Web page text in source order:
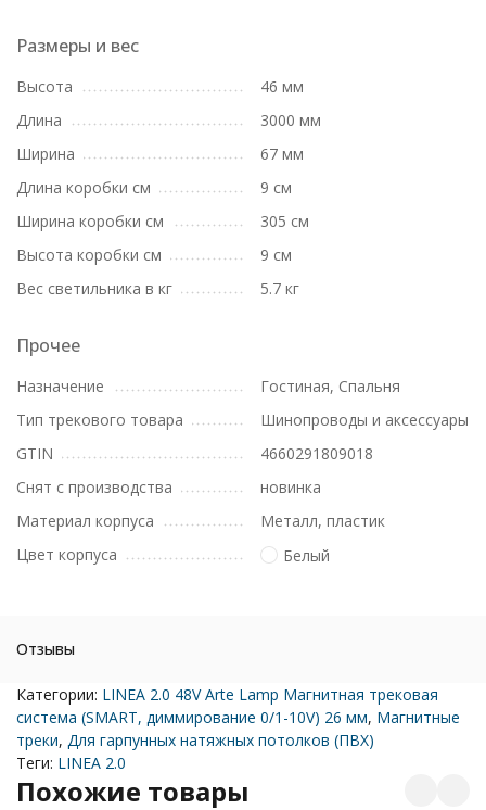
Размеры и вес
Высота
46 мм
Длина
3000 мм
Ширина
67 мм
Длина коробки см
9 см
Ширина коробки см
305 см
Высота коробки см
9 см
Вес светильника в кг
5.7 кг
Прочее
Назначение
Гостиная, Спальня
Тип трекового товара
Шинопроводы и аксессуары
GTIN
4660291809018
Снят с производства
новинка
Материал корпуса
Металл, пластик
Цвет корпуса
Белый
Отзывы
Категории: LINEA 2.0 48V Arte Lamp Магнитная трековая
система (SMART, диммирование 0/1-10V) 26 мм, Магнитные
треки, Для гарпунных натяжных потолков (ПВХ)
Теги: LINEA 2.0
Похожие товары